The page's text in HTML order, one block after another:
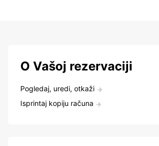
O Vašoj rezervaciji
Pogledaj, uredi, otkaži
Isprintaj kopiju računa